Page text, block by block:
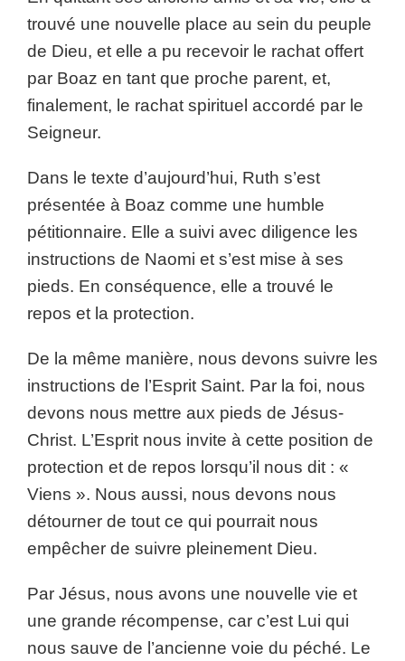
trouvé une nouvelle place au sein du peuple
de Dieu, et elle a pu recevoir le rachat offert
par Boaz en tant que proche parent, et,
finalement, le rachat spirituel accordé par le
Seigneur.
Dans le texte d’aujourd’hui, Ruth s’est
présentée à Boaz comme une humble
pétitionnaire. Elle a suivi avec diligence les
instructions de Naomi et s’est mise à ses
pieds. En conséquence, elle a trouvé le
repos et la protection.
De la même manière, nous devons suivre les
instructions de l’Esprit Saint. Par la foi, nous
devons nous mettre aux pieds de Jésus-
Christ. L’Esprit nous invite à cette position de
protection et de repos lorsqu’il nous dit : «
Viens ». Nous aussi, nous devons nous
détourner de tout ce qui pourrait nous
empêcher de suivre pleinement Dieu.
Par Jésus, nous avons une nouvelle vie et
une grande récompense, car c’est Lui qui
nous sauve de l’ancienne voie du péché. Le